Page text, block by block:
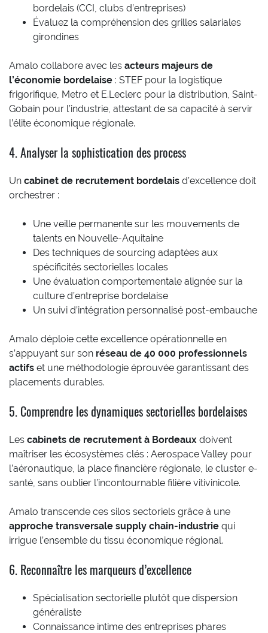
bordelais (CCI, clubs d’entreprises)
Évaluez la compréhension des grilles salariales
girondines
Amalo collabore avec les acteurs majeurs de
l’économie bordelaise : STEF pour la logistique
frigorifique, Metro et E.Leclerc pour la distribution, Saint-
Gobain pour l’industrie, attestant de sa capacité à servir
l’élite économique régionale.
4. Analyser la sophistication des process
Un cabinet de recrutement bordelais d’excellence doit
orchestrer :
Une veille permanente sur les mouvements de
talents en Nouvelle-Aquitaine
Des techniques de sourcing adaptées aux
spécificités sectorielles locales
Une évaluation comportementale alignée sur la
culture d’entreprise bordelaise
Un suivi d’intégration personnalisé post-embauche
Amalo déploie cette excellence opérationnelle en
s’appuyant sur son réseau de 40 000 professionnels
actifs et une méthodologie éprouvée garantissant des
placements durables.
5. Comprendre les dynamiques sectorielles bordelaises
Les cabinets de recrutement à Bordeaux doivent
maîtriser les écosystèmes clés : Aerospace Valley pour
l’aéronautique, la place financière régionale, le cluster e-
santé, sans oublier l’incontournable filière vitivinicole.
Amalo transcende ces silos sectoriels grâce à une
approche transversale supply chain-industrie qui
irrigue l’ensemble du tissu économique régional.
6. Reconnaître les marqueurs d’excellence
Spécialisation sectorielle plutôt que dispersion
généraliste
Connaissance intime des entreprises phares